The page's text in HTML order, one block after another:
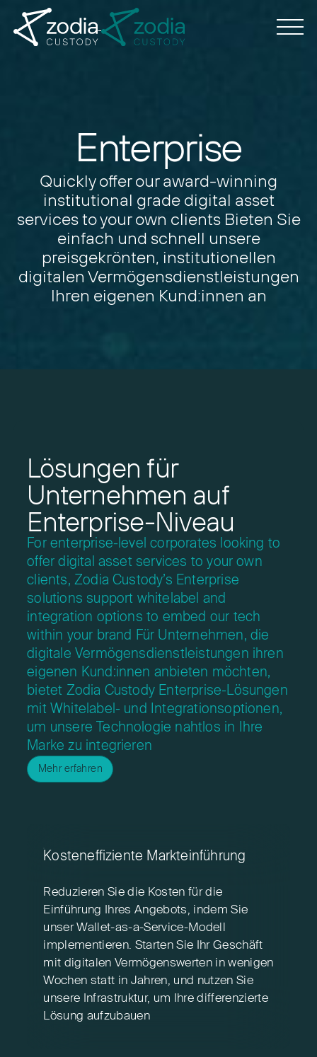
Enterprise
Quickly offer our award-winning
institutional gradedigital asset
services to your own clients Bieten Sie
einfach und schnell unsere
preisgekrönten, institutionellen
digitalen Vermögensdienstleistungen
Ihren eigenen Kund:innen an
Lösungen für
Unternehmen auf
Enterprise-Niveau
For enterprise-level corporates looking to
offer digital asset services to your own
clients, Zodia Custody’s Enterprise
solutions support whitelabel and
integration options to embed our tech
within your brand Für Unternehmen, die
digitale Vermögensdienstleistungen ihren
eigenen Kund:innen anbieten möchten,
bietet Zodia Custody Enterprise-Lösungen
mit Whitelabel- und Integrationsoptionen,
um unsere Technologie nahtlos in Ihre
Marke zu integrieren
Mehr erfahren
Kosteneffiziente Markteinführung
Reduzieren Sie die Kosten für die
Einführung Ihres Angebots, indem Sie
unser Wallet-as-a-Service-Modell
implementieren. Starten Sie Ihr Geschäft
mit digitalen Vermögenswerten in wenigen
Wochen statt in Jahren, und nutzen Sie
unsere Infrastruktur, um Ihre differenzierte
Lösung aufzubauen